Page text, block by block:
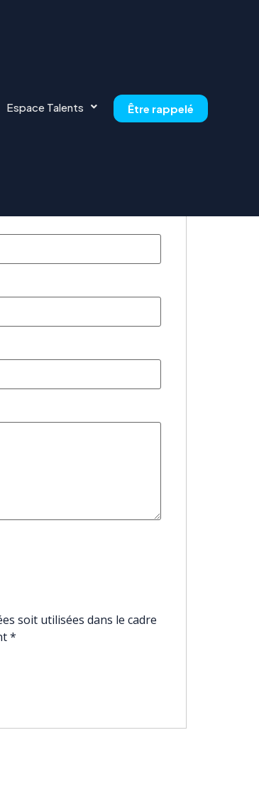
Espace Talents Être rappelé
soit utilisées dans le cadre
*